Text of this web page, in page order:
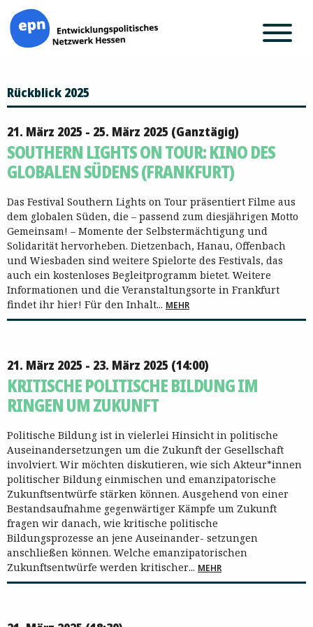
Inhalt
springen
Rückblick 2025
21. März 2025 - 25. März 2025 (Ganztägig)
SOUTHERN LIGHTS ON TOUR: KINO DES
GLOBALEN SÜDENS (FRANKFURT)
Das Festival Southern Lights on Tour präsentiert Filme aus
dem globalen Süden, die – passend zum diesjährigen Motto
Gemeinsam! – Momente der Selbstermächtigung und
Solidarität hervorheben. Dietzenbach, Hanau, Offenbach
und Wiesbaden sind weitere Spielorte des Festivals, das
auch ein kostenloses Begleitprogramm bietet. Weitere
Informationen und die Veranstaltungsorte in Frankfurt
findet ihr hier! Für den Inhalt... MEHR
21. März 2025 - 23. März 2025 (14:00)
KRITISCHE POLITISCHE BILDUNG IM
RINGEN UM ZUKUNFT
Politische Bildung ist in vielerlei Hinsicht in politische
Auseinandersetzungen um die Zukunft der Gesellschaft
involviert. Wir möchten diskutieren, wie sich Akteur*innen
politischer Bildung einmischen und emanzipatorische
Zukunftsentwürfe stärken können. Ausgehend von einer
Bestandsaufnahme gegenwärtiger Kämpfe um Zukunft
fragen wir danach, wie kritische politische
Bildungsprozesse an jene Auseinander- setzungen
anschließen können. Welche emanzipatorischen
Zukunftsentwürfe werden kritischer... MEHR